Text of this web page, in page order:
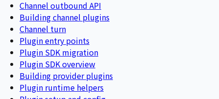
Channel outbound API
Building channel plugins
Channel turn
Plugin entry points
Plugin SDK migration
Plugin SDK overview
Building provider plugins
Plugin runtime helpers